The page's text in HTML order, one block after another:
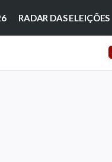
RADAR DAS ELEIÇÕES